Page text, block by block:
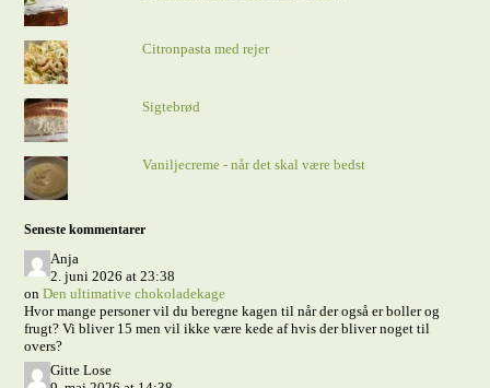
Citronpasta med rejer
Sigtebrød
Vaniljecreme - når det skal være bedst
Seneste kommentarer
Anja
2. juni 2026 at 23:38
onDen ultimative chokoladekage
Hvor mange personer vil du beregne kagen til når der også er boller og
frugt? Vi bliver 15 men vil ikke være kede af hvis der bliver noget til
overs?
Gitte Lose